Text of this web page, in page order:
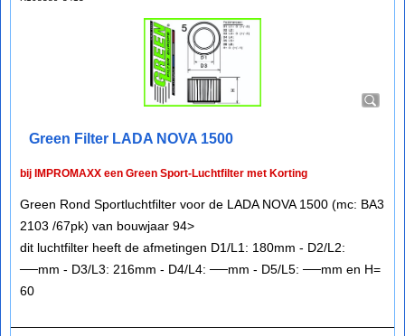
Green Filter LADA NOVA 1500
bij IMPROMAXX een Green Sport-Luchtfilter met Korting
Green Rond Sportluchtfilter voor de LADA NOVA 1500 (mc: BA3
2103 /67pk) van bouwjaar 94>
dit luchtfilter heeft de afmetingen D1/L1: 180mm - D2/L2:
──mm - D3/L3: 216mm - D4/L4: ──mm - D5/L5: ──mm en H=
60